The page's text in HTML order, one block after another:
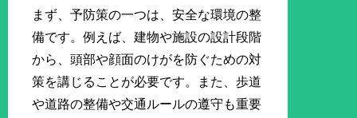
まず、予防策の一つは、安全な環境の整
備です。例えば、建物や施設の設計段階
から、頭部や顔面のけがを防ぐための対
策を講じることが必要です。また、歩道
や道路の整備や交通ルールの遵守も重要